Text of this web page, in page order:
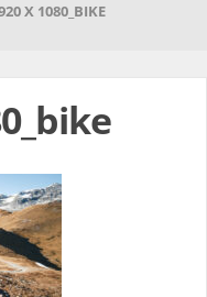
X 1080_BIKE